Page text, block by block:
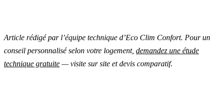
Article rédigé par l’équipe technique d’Eco Clim Confort. Pour un
conseil personnalisé selon votre logement, demandez une étude
technique gratuite — visite sur site et devis comparatif.